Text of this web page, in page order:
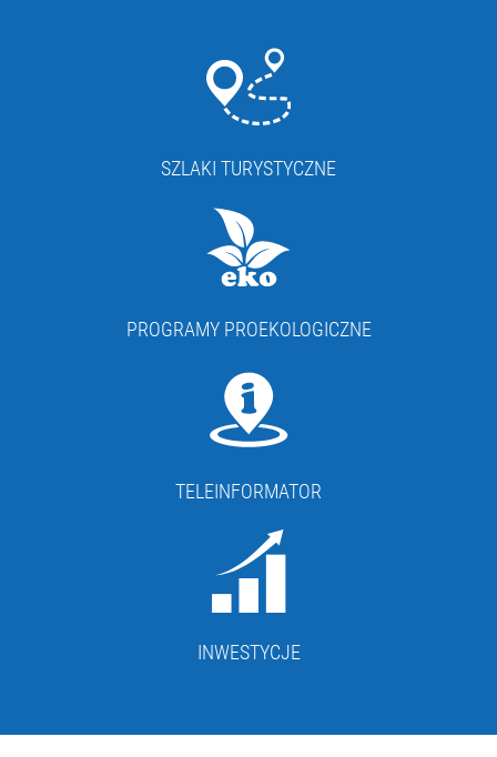
SZLAKI TURYSTYCZNE
PROGRAMY PROEKOLOGICZNE
TELEINFORMATOR
INWESTYCJE